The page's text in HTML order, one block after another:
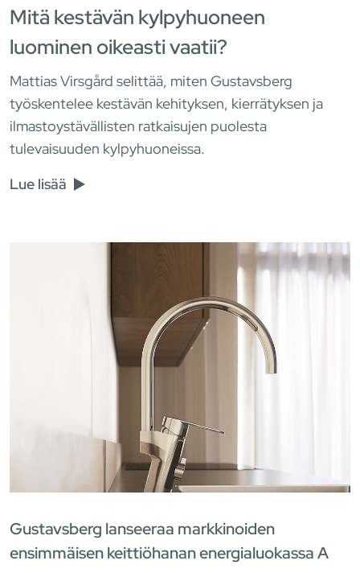
Mitä kestävän kylpyhuoneen
luominen oikeasti vaatii?
Mattias Virsgård selittää, miten Gustavsberg
työskentelee kestävän kehityksen, kierrätyksen ja
ilmastoystävällisten ratkaisujen puolesta
tulevaisuuden kylpyhuoneissa.
Lue lisää
Gustavsberg lanseeraa markkinoiden
ensimmäisen keittiöhanan energialuokassa A